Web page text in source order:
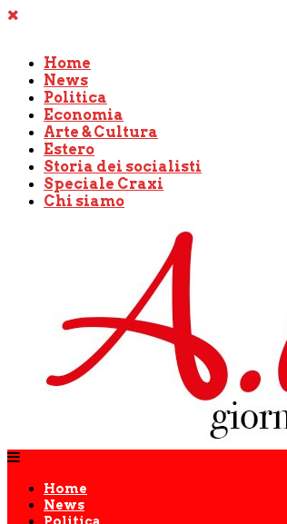
Home
News
Politica
Economia
Arte & Cultura
Estero
Storia dei socialisti
Speciale Craxi
Chi siamo
Home
News